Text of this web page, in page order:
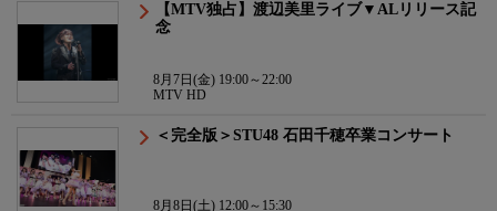
【MTV独占】渡辺美里ライブ▼ALリリース記
念
8月7日(金) 19:00～22:00
MTV HD
＜完全版＞STU48 石田千穂卒業コンサート
8月8日(土) 12:00～15:30